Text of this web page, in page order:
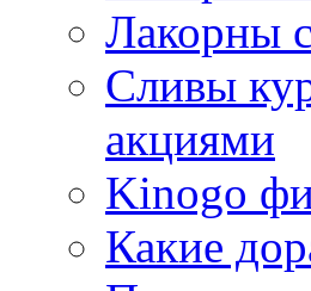
Лакорны
Сливы
акциями
Kinogo
Какие